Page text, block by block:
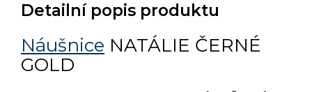
Detailní popis produktu
Náušnice NATÁLIE ČERNÉ
GOLD